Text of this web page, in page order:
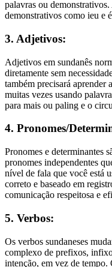
palavras ou
demonstrativos como ieu e
3. Adjetivos:
Adjetivos em sundanês
diretamente sem
também precisará aprender
muitas vezes usando
para mais ou paling e o
4. Pronomes/
Pronomes e determinantes
pronomes independentes
nível de fala que você está
correto e baseado em
comunicação respeitosa e
5. Verbos:
Os verbos sundaneses
complexo de prefixos,
intenção, em vez de tempo.